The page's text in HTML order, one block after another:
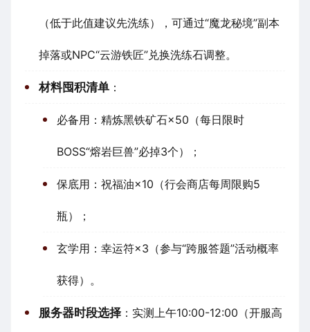
（低于此值建议先洗练），可通过“魔龙秘境”副本
掉落或NPC“云游铁匠”兑换洗练石调整。
材料囤积清单 ：
必备用：精炼黑铁矿石×50（每日限时
BOSS“熔岩巨兽”必掉3个）；
保底用：祝福油×10（行会商店每周限购5
瓶）；
玄学用：幸运符×3（参与“跨服答题”活动概率
获得）。
服务器时段选择 ：实测上午10:00-12:00（开服高